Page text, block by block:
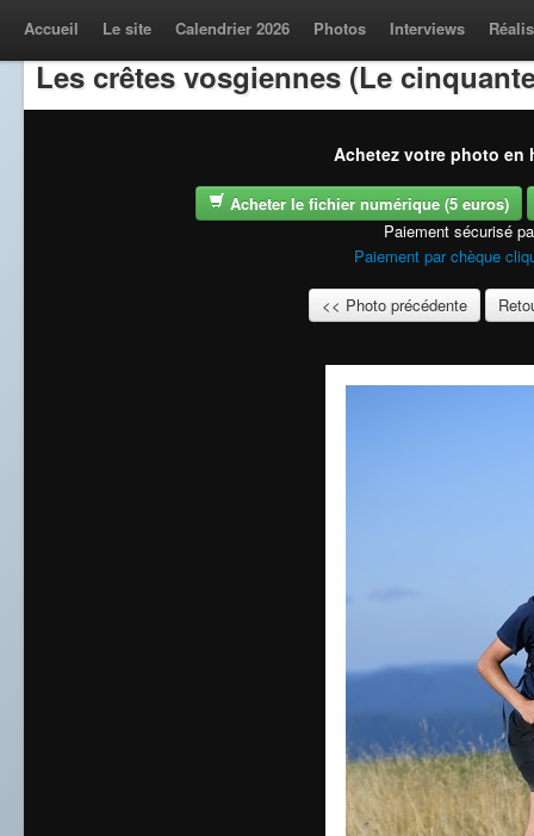
Accueil Le site Calendrier 2026 Photos Interviews
Les crêtes vosgiennes (Le
Achetez votre photo en
Acheter le fichier numérique (5 euros)
Paiement sécurisé
Paiement par chèque
<< Photo précédente